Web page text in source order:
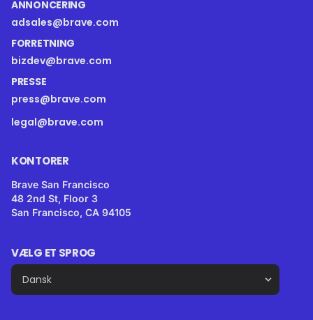
ANNONCERING
adsales@brave.com
FORRETNING
bizdev@brave.com
PRESSE
press@brave.com
legal@brave.com
KONTORER
Brave San Francisco
48 2nd St, Floor 3
San Francisco, CA 94105
VÆLG ET SPROG